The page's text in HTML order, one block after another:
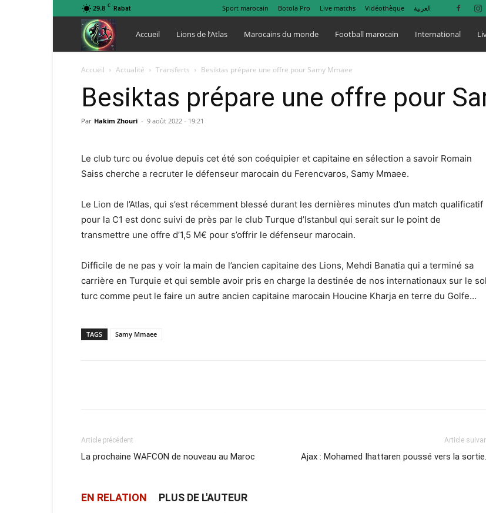
29.8 C Rabat Sport marocain Botola Pro Live matchs Vidéothèque العربية
Lions
de
l
Accueil Lions de l’Atlas Marocains du monde Football marocain International
Accueil Actualité Transferts Besiktas prépare une offre pour Samy Mmaee
Besiktas prépare une offre pour
Par Hakim Zhouri - 9 août 2022 - 19:21
Le club turc ou évolue depuis cet été son coéquipier et capitaine en sélection a savoir Romain
Saiss cherche a recruter le défenseur marocain du Ferencvaros, Samy Mmaee.
Le Lion de l’Atlas, qui s’est récemment blessé durant les dernières minutes d’un match qualificatif
pour la C1 est donc suivi de près par le club Turque d’Istanbul qui serait sur le point de
transmettre une offre d’1,5 M€ pour s’offrir le défenseur marocain.
Difficile de ne pas y voir la main de l’ancien capitaine des Lions, Mehdi Banatia qui a terminé sa
carrière en Turquie et qui semble avoir pris en charge la destinée de nos internationaux sur le sol
turc comme peut le faire un autre ancien capitaine marocain Houcine Kharja en terre du Golfe…
TAGS Samy Mmaee
Article précédent
La prochaine WAFCON de nouveau au Maroc
Article
Ajax : Mohamed Ihattaren poussé vers la
EN RELATION PLUS DE L'AUTEUR